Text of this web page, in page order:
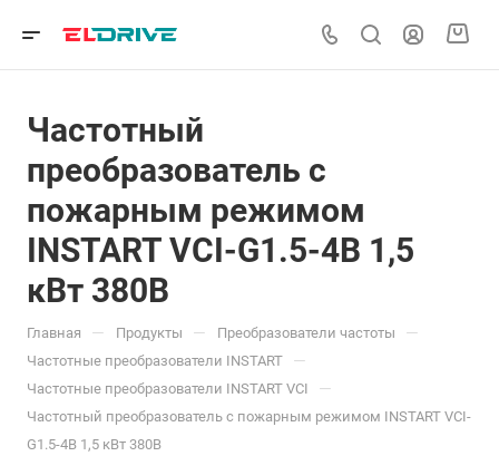
Частотный
преобразователь с
пожарным режимом
INSTART VCI-G1.5-4B 1,5
кВт 380В
Главная — Продукты — Преобразователи частоты —
Частотные преобразователи INSTART —
Частотные преобразователи INSTART VCI —
Частотный преобразователь с пожарным режимом INSTART VCI-
G1.5-4B 1,5 кВт 380В